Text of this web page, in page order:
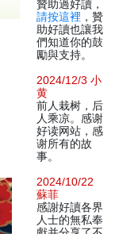
贊助過好讀，
請按這裡 ，贊
助好讀也讓我
們知道你的鼓
勵與支持。
2024/12/3 小
黄
前人栽树，后
人乘凉。感谢
好读网站，感
谢所有的故
事。
2024/10/22
蘇菲
感謝好讀各界
人士的無私奉